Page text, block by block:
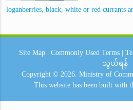
loganberries, black, white or red currants
Site Map Commonly Used Terms
သွယ်ရန်
Copyright © 2026. Ministry of
This website has been built with